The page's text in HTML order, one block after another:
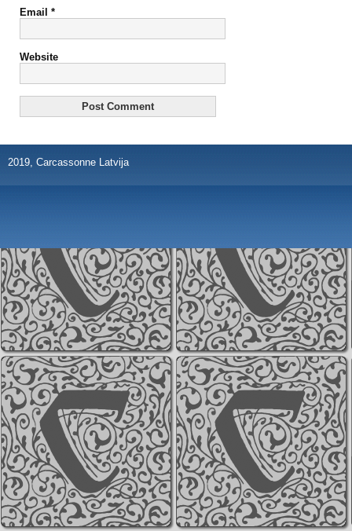
Email *
Website
2019, Carcassonne Latvija